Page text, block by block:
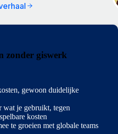
zonder giswerk
gewoon duidelijke
wat je gebruikt, tegen
kosten
te groeien met globale teams